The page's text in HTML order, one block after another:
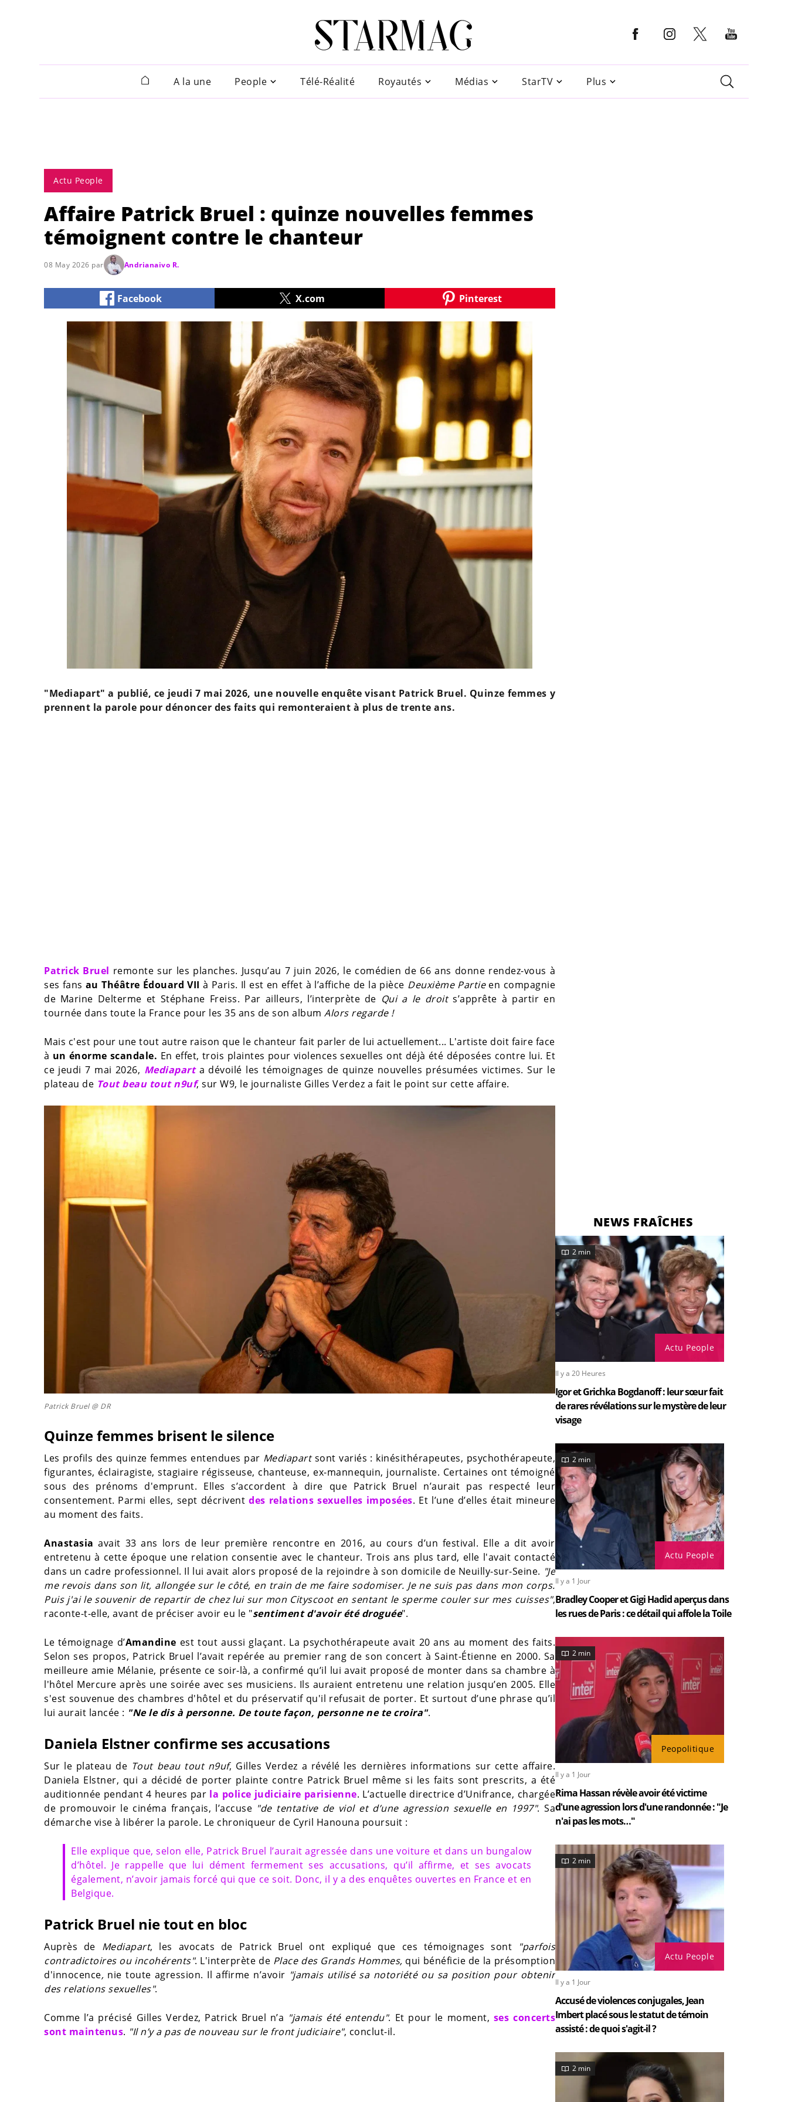
A la une People Télé-Réalité Royautés Médias StarTV Plus
Actu People
Affaire Patrick Bruel : quinze nouvelles femmes
témoignent contre le chanteur
08 May 2026 par Andrianaivo R.
Facebook X.com Pinterest
"Mediapart" a publié, ce jeudi 7 mai 2026, une nouvelle enquête visant Patrick Bruel. Quinze femmes y
prennent la parole pour dénoncer des faits qui remonteraient à plus de trente ans.
Patrick Bruel remonte sur les planches. Jusqu’au 7 juin 2026, le comédien de 66 ans donne rendez-vous à
ses fans au Théâtre Édouard VII à Paris. Il est en effet à l’affiche de la pièce Deuxième Partieen compagnie
de Marine Delterme et Stéphane Freiss. Par ailleurs, l’interprète de Qui a le droits’apprête à partir en
tournée dans toute la France pour les 35 ans de son album Alors regarde !
Mais c'est pour une tout autre raison que le chanteur fait parler de lui actuellement... L'artiste doit faire face
à un énorme scandale. En effet, trois plaintes pour violences sexuelles ont déjà été déposées contre lui. Et
ce jeudi 7 mai 2026, Mediaparta dévoilé les témoignages de quinze nouvelles présumées victimes. Sur le
plateau de Tout beau tout n9uf, sur W9, le journaliste Gilles Verdez a fait le point sur cette affaire.
Patrick Bruel @ DR
Quinze femmes brisent le silence
Les profils des quinze femmes entendues par Mediapartsont variés : kinésithérapeutes, psychothérapeute,
figurantes, éclairagiste, stagiaire régisseuse, chanteuse, ex-mannequin, journaliste. Certaines ont témoigné
sous des prénoms d'emprunt. Elles s’accordent à dire que Patrick Bruel n’aurait pas respecté leur
consentement. Parmi elles, sept décriventdes relations sexuelles imposées. Et l’une d’elles était mineure
au moment des faits.
Anastasia avait 33 ans lors de leur première rencontre en 2016, au cours d’un festival. Elle a dit avoir
entretenu à cette époque une relation consentie avec le chanteur. Trois ans plus tard, elle l'avait contacté
dans un cadre professionnel. Il lui avait alors proposé de la rejoindre à son domicile de Neuilly-sur-Seine. "Je
me revois dans son lit, allongée sur le côté, en train de me faire sodomiser. Je ne suis pas dans mon corps.
Puis j'ai le souvenir de repartir de chez lui sur mon Cityscoot en sentant le sperme couler sur mes cuisses",
raconte-t-elle, avant de préciser avoir eu le "sentiment d'avoir été droguée".
Le témoignage d’Amandine est tout aussi glaçant. La psychothérapeute avait 20 ans au moment des faits.
Selon ses propos, Patrick Bruel l’avait repérée au premier rang de son concert à Saint-Étienne en 2000. Sa
meilleure amie Mélanie, présente ce soir-là, a confirmé qu’il lui avait proposé de monter dans sa chambre à
l'hôtel Mercure après une soirée avec ses musiciens. Ils auraient entretenu une relation jusqu’en 2005. Elle
s'est souvenue des chambres d'hôtel et du préservatif qu'il refusait de porter. Et surtout d’une phrase qu’il
lui aurait lancée : "Ne le dis à personne. De toute façon, personne ne te croira".
Daniela Elstner confirme ses accusations
Sur le plateau de Tout beau tout n9uf, Gilles Verdez a révélé les dernières informations sur cette affaire.
Daniela Elstner, qui a décidé de porter plainte contre Patrick Bruel même si les faits sont prescrits, a été
auditionnée pendant 4 heures par la police judiciaire parisienne. L’actuelle directrice d’Unifrance, chargée
de promouvoir le cinéma français, l’accuse "de tentative de viol et d’une agression sexuelle en 1997". Sa
démarche vise à libérer la parole. Le chroniqueur de Cyril Hanouna poursuit :
Elle explique que, selon elle, Patrick Bruel l’aurait agressée dans une voiture et dans un bungalow
d’hôtel. Je rappelle que lui dément fermement ses accusations, qu’il affirme, et ses avocats
également, n’avoir jamais forcé qui que ce soit. Donc, il y a des enquêtes ouvertes en France et en
Belgique.
Patrick Bruel nie tout en bloc
Auprès de Mediapart, les avocats de Patrick Bruel ont expliqué que ces témoignages sont
"parfois
contradictoires ou incohérents". L'interprète de Place des Grands Hommes, qui bénéficie de la présomption
d'innocence, nie toute agression. Il affirme n’avoir "jamais utilisé sa notoriété ou sa position pour obtenir
des relations sexuelles".
Comme l’a précisé Gilles Verdez, Patrick Bruel n’a "jamais été entendu". Et pour le moment, ses concerts
sont maintenus. "Il n’y a pas de nouveau sur le front judiciaire", conclut-il.
NEWS FRAÎCHES
Actu People
2 min
Il y a 20 Heures
Igor et Grichka Bogdanoff : leur sœur fait
de rares révélations sur le mystère de leur
visage
Actu People
2 min
Il y a 1 Jour
Bradley Cooper et Gigi Hadid aperçus dans
les rues de Paris : ce détail qui affole la Toile
Peopolitique
2 min
Il y a 1 Jour
Rima Hassan révèle avoir été victime
d'une agression lors d'une randonnée : "Je
n'ai pas les mots…"
Actu People
2 min
Il y a 1 Jour
Accusé de violences conjugales, Jean
Imbert placé sous le statut de témoin
assisté : de quoi s'agit-il ?
2 min